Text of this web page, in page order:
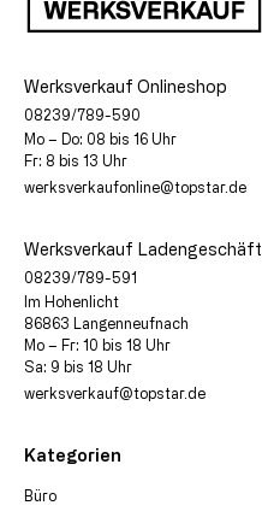
Werksverkauf Onlineshop
08239/789-590
Mo – Do: 08 bis 16 Uhr
Fr: 8 bis 13 Uhr
werksverkaufonline@topstar.de
Werksverkauf Ladengeschäft
08239/789-591
Im Hohenlicht
86863 Langenneufnach
Mo – Fr: 10 bis 18 Uhr
Sa: 9 bis 18 Uhr
werksverkauf@topstar.de
Kategorien
Büro